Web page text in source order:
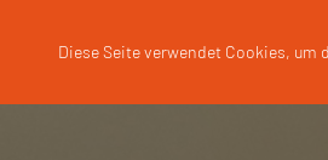
Diese Seite verwendet Cookies,